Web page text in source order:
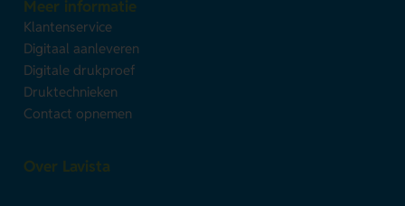
Meer informatie
Klantenservice
Digitaal aanleveren
Digitale drukproef
Druktechnieken
Contact opnemen
Over Lavista